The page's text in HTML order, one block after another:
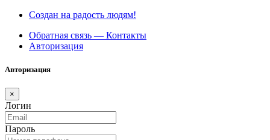
Создан на радость людям!
Обратная связь — Контакты
Авторизация
Авторизация
×
Логин
Пароль